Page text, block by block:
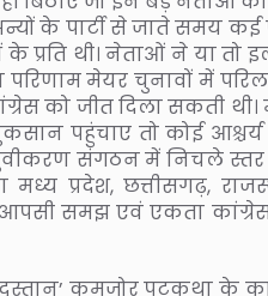
के पार्टी से जाते समय कई
प्रति थी। नेताओं ने या तो
मेयर चुनावों में
को जीत दिला सकती
पहुंचाए तो कोई आश्चर्य
ध्रुवीकरण संगठन में निचले
प्रदेश, छत्तीसगढ़,
समझ एवं एकता
कमजोर पटकथा के